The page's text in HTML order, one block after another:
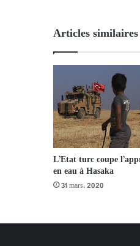
Articles similaires
L’Etat turc coupe
en eau à Hasaka
31 mars، 2020